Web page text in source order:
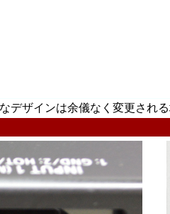
デザインは余儀なく変更され